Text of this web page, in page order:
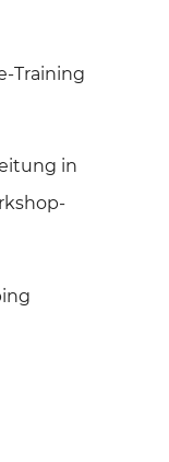
Training
in